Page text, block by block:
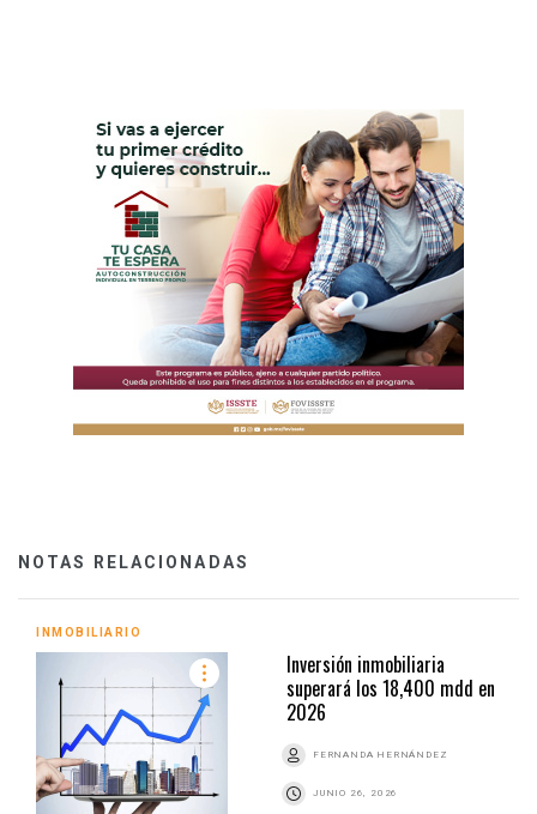
NOTAS RELACIONADAS
INMOBILIARIO
Inversión inmobiliaria
superará los 18,400 mdd en
2026
FERNANDA HERNÁNDEZ
JUNIO 26, 2026